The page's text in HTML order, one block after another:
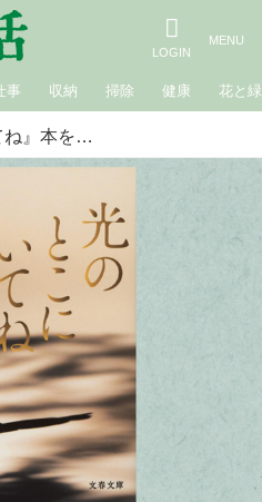
事 収納 掃除 健康 花と緑
『光のとこにいてね』本を愛する本屋店主おすすめの“心に響いた”この1冊／BOOK STAND 若葉台・三田修平さん